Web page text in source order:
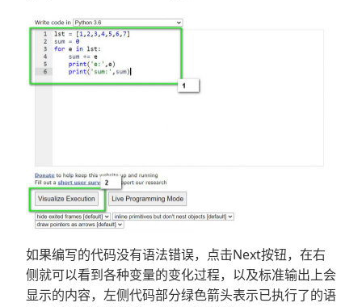
如果编写的代码没有语法错误，点击Next按钮，在右
侧就可以看到各种变量的变化过程，以及标准输出上会
显示的内容，左侧代码部分绿色箭头表示已执行了的语